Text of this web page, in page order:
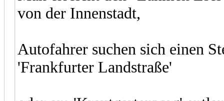
von der Innenstadt,
Autofahrer suchen sich einen
'Frankfurter Landstraße'